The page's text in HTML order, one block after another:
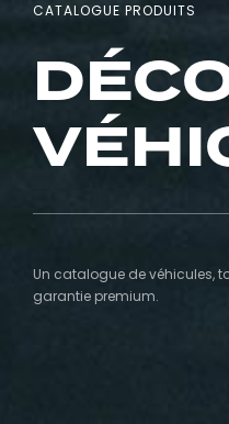
CATALOGUE PRODUITS
Un catalogue de véhicules,
garantie premium.